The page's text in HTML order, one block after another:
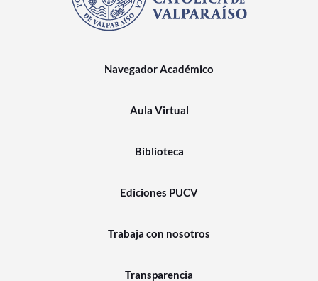
Navegador Académico
Aula Virtual
Biblioteca
Ediciones PUCV
Trabaja con nosotros
Transparencia